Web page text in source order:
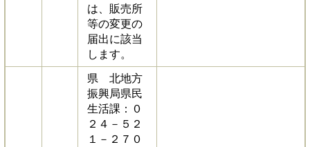
は、販売所
等の変更の
届出に該当
します。
県 北地方
振興局県民
生活課：０
２４－５２
１－２７０